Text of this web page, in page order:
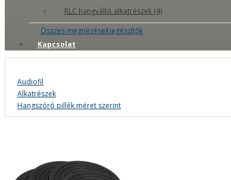
RLC hangváltó alkatrészek (4)
Összes megnézéseKiegészítők
Kapcsolat
Audiofil
Alkatrészek
Hangszóró pillék méret szerint